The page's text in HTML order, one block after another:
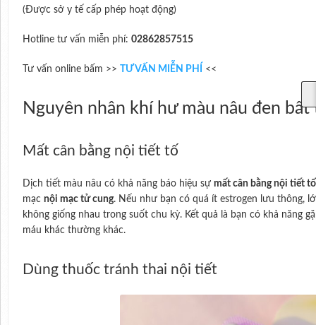
(Được sở y tế cấp phép hoạt động)
Hotline tư vấn miễn phí: 02862857515
Tư vấn online bấm >> TƯ VẤN MIỄN PHÍ <<
Nguyên nhân khí hư màu nâu đen
Mất cân bằng nội tiết tố
Dịch tiết màu nâu có khả năng báo hiệu sự mất cân bằng nội tiết tố
mạc nội mạc tử cung. Nếu như bạn có quá ít estrogen lưu thông,
không giống nhau trong suốt chu kỳ. Kết quả là bạn có khả năng
máu khác thường khác.
Dùng thuốc tránh thai nội tiết